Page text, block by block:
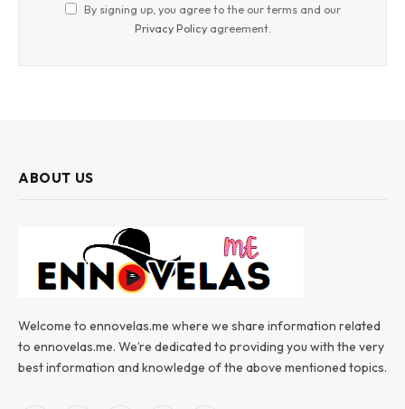
By signing up, you agree to the our terms and our
Privacy Policyagreement.
ABOUT US
Welcome to ennovelas.me where we share information related
to ennovelas.me. We’re dedicated to providing you with the very
best information and knowledge of the above mentioned topics.